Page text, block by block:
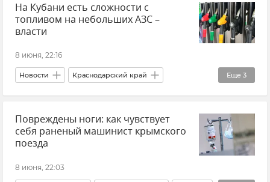
Михаил Развожаев
Безопасность Республики Крым и Севастополя
На Кубани есть сложности с
топливом на небольших АЗС –
власти
8 июня, 22:16
Еще 3
Новости Краснодарский край
Топливо Вениамин Кондратьев
Транспорт
Повреждены ноги: как чувствует
себя раненый машинист крымского
поезда
8 июня, 22:03